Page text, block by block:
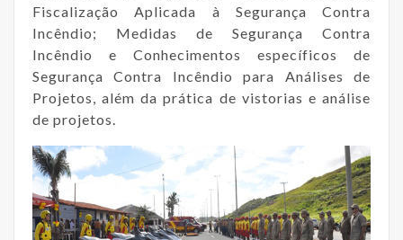
Fiscalização Aplicada à Segurança Contra
Incêndio; Medidas de Segurança Contra
Incêndio e Conhecimentos específicos de
Segurança Contra Incêndio para Análises de
Projetos, além da prática de vistorias e análise
de projetos.